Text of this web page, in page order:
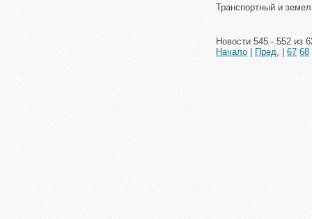
Транспортный и
Новости 545 - 552 из
Начало
Пред. 67 68